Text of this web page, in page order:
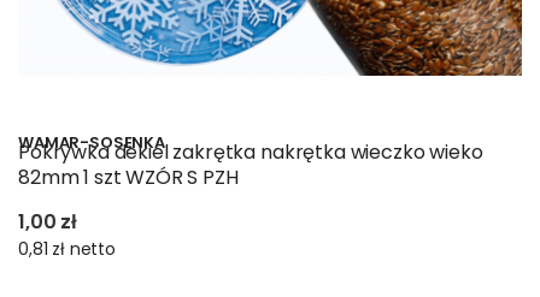
WAMAR-SOSENKA
Pokrywka dekiel zakrętka nakrętka wieczko wieko
82mm 1 szt WZÓR S PZH
1,00 zł
0,81 zł netto